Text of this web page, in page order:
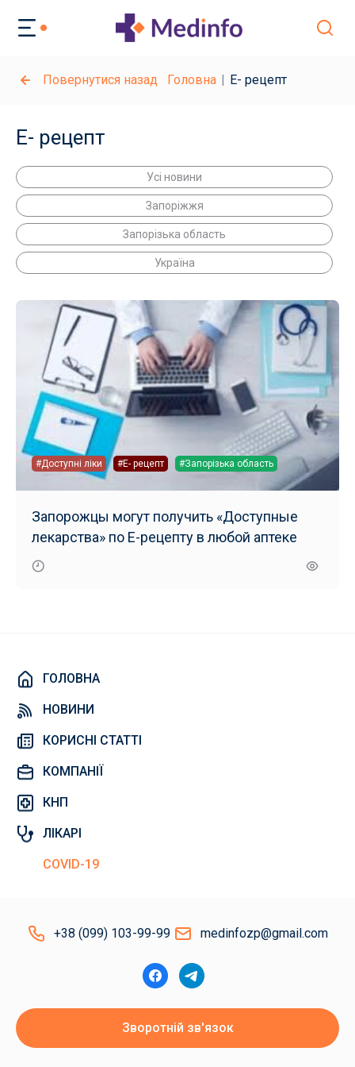
Повернутися назад Головна Е- рецепт
Е- рецепт
Усі новини
Запоріжжя
Запорізька область
Україна
#Доступні ліки #Е- рецепт #Запорізька область
Запорожцы могут получить «Доступные
лекарства» по Е-рецепту в любой аптеке
ГОЛОВНА
НОВИНИ
КОРИСНІ СТАТТІ
КОМПАНІЇ
КНП
ЛІКАРІ
COVID-19
+38 (099) 103-99-99 medinfozp@gmail.com
Зворотній зв'язок